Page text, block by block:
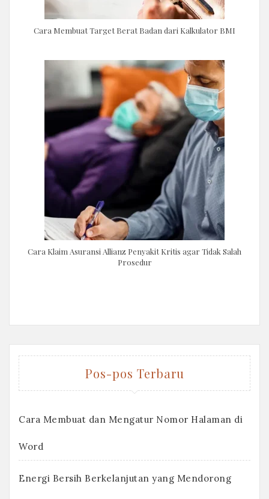
Cara Membuat Target Berat Badan dari Kalkulator BMI
Cara Klaim Asuransi Allianz Penyakit Kritis agar Tidak Salah
Prosedur
Pos-pos Terbaru
Cara Membuat dan Mengatur Nomor Halaman di
Word
Energi Bersih Berkelanjutan yang Mendorong